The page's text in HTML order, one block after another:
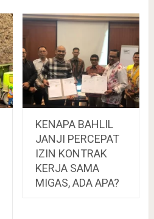
KENAPA BAHLIL
JANJI PERCEPAT
IZIN KONTRAK
KERJA SAMA
MIGAS, ADA APA?